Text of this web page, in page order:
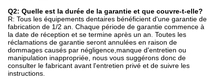
Q2: Quelle est la durée de la garantie et que couvre-t-elle?
R: Tous les équipements dentaires bénéficient d'une garantie de
fabrication de 1/2 an. Chaque période de garantie commence à
la date de réception et se termine après un an. Toutes les
réclamations de garantie seront annulées en raison de
dommages causés par négligence,manque d'entretien ou
manipulation inappropriée, nous vous suggérons donc de
consulter le fabricant avant l'entretien privé et de suivre les
instructions.